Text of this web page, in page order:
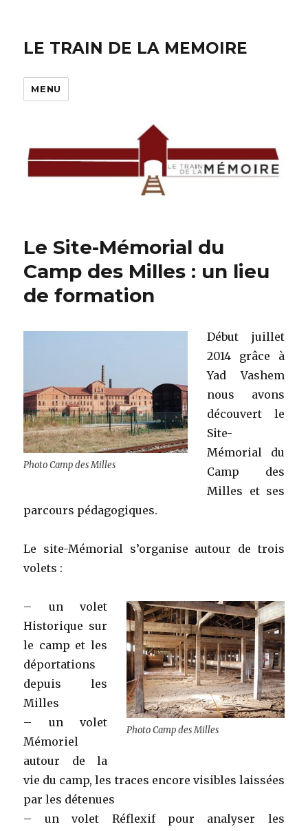
LE TRAIN DE LA MEMOIRE
MENU
Le Site-Mémorial du
Camp des Milles : un lieu
de formation
Photo Camp des Milles
Début juillet
2014 grâce à
Yad Vashem
nous avons
découvert le
Site-
Mémorial du
Camp des
Milles et ses
parcours pédagogiques.
Le site-Mémorial s’organise autour de trois
volets :
Photo Camp des Milles
– un volet
Historique sur
le camp et les
déportations
depuis les
Milles
– un volet
Mémoriel
autour de la
vie du camp, les traces encore visibles laissées
par les détenues
– un volet Réflexif pour analyser les